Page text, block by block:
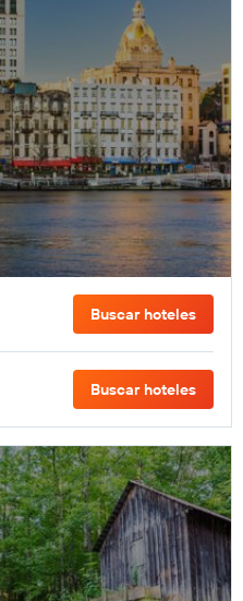
Buscar hoteles
Buscar hoteles